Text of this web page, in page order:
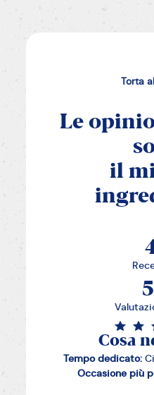
Torta
Le
il
Cosa
Tempo dedicato:
Occasione più